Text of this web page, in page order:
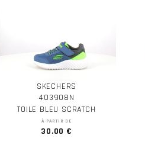
SKECHERS
403908N
TOILE BLEU SCRATCH
À PARTIR DE
30.00 €